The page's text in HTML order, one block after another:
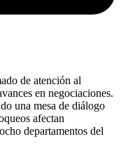
de atención al
en negociaciones.
una mesa de diálogo
afectan
departamentos del